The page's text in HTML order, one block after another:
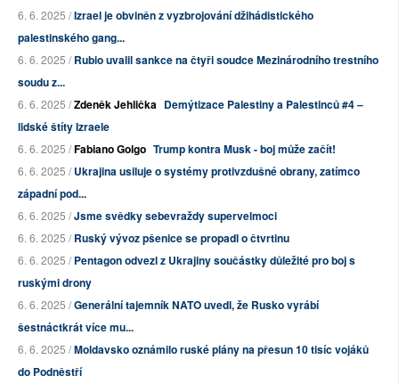
6. 6. 2025 /Izrael je obviněn z vyzbrojování džihádistického
palestinského gang...
6. 6. 2025 /Rubio uvalil sankce na čtyři soudce Mezinárodního trestního
soudu z...
6. 6. 2025 /Zdeněk Jehlička Demýtizace Palestiny a Palestinců #4 –
lidské štíty Izraele
6. 6. 2025 /Fabiano Golgo Trump kontra Musk - boj může začít!
6. 6. 2025 /Ukrajina usiluje o systémy protivzdušné obrany, zatímco
západní pod...
6. 6. 2025 /Jsme svědky sebevraždy supervelmoci
6. 6. 2025 /Ruský vývoz pšenice se propadl o čtvrtinu
6. 6. 2025 /Pentagon odvezl z Ukrajiny součástky důležité pro boj s
ruskými drony
6. 6. 2025 /Generální tajemník NATO uvedl, že Rusko vyrábí
šestnáctkrát více mu...
6. 6. 2025 /Moldavsko oznámilo ruské plány na přesun 10 tisíc vojáků
do Podněstří